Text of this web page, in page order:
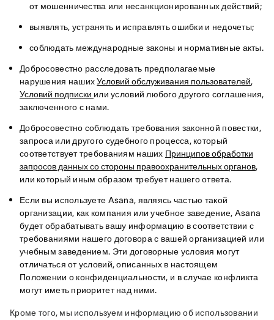
от мошенничества или несанкционированных действий;
выявлять, устранять и исправлять ошибки и недочеты;
соблюдать международные законы и нормативные акты.
Добросовестно расследовать предполагаемые
нарушения нашихУсловий обслуживания пользователей,
Условий подписки или условий любого другого соглашения,
заключенного с нами.
Добросовестно соблюдать требования законной повестки,
запроса или другого судебного процесса, который
соответствует требованиям наших Принципов обработки
запросов данных со стороны правоохранительных органов,
или который иным образом требует нашего ответа.
Если вы используете Asana, являясь частью такой
организации, как компания или учебное заведение, Asana
будет обрабатывать вашу информацию в соответствии с
требованиями нашего договора с вашей организацией или
учебным заведением. Эти договорные условия могут
отличаться от условий, описанных в настоящем
Положении о конфиденциальности, и в случае конфликта
могут иметь приоритет над ними.
Кроме того, мы используем информацию об использовании